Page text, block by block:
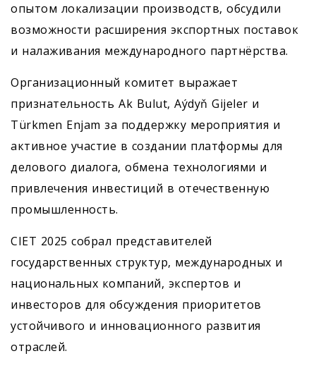
опытом локализации производств, обсудили
возможности расширения экспортных поставок
и налаживания международного партнёрства.
Организационный комитет выражает
признательность Ak Bulut, Aýdyň Gijeler и
Türkmen Enjam за поддержку мероприятия и
активное участие в создании платформы для
делового диалога, обмена технологиями и
привлечения инвестиций в отечественную
промышленность.
CIET 2025 собрал представителей
государственных структур, международных и
национальных компаний, экспертов и
инвесторов для обсуждения приоритетов
устойчивого и инновационного развития
отраслей.